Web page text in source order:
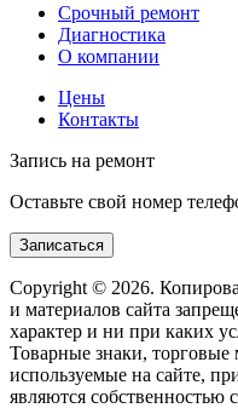
Срочный ремонт
Диагностика
О компании
Цены
Контакты
Запись на ремонт
Оставьте свой номер
Записаться
Copyright © 2026.
и материалов сайта
характер и ни при каких
Товарные знаки,
используемые на сайте,
являются собственностью